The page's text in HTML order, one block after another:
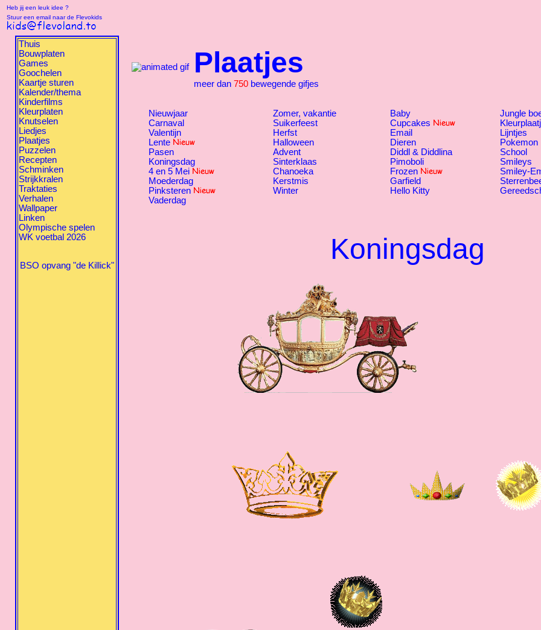
Heb jij een leuk idee ?
Stuur een email naar de Flevokids
Thuis
Bouwplaten
Games
Goochelen
Kaartje sturen
Kalender/thema
Kinderfilms
Kleurplaten
Knutselen
Liedjes
Plaatjes
Puzzelen
Recepten
Schminken
Strijkkralen
Traktaties
Verhalen
Wallpaper
Linken
Olympische spelen
WK voetbal 2026
BSO opvang "de Killick"
Plaatjes
meer dan 750 bewegende gifjes
Nieuwjaar
Carnaval
Valentijn
Lente
Pasen
Koningsdag
4 en 5 Mei
Moederdag
Pinksteren
Vaderdag
Zomer, vakantie
Suikerfeest
Herfst
Halloween
Advent
Sinterklaas
Chanoeka
Kerstmis
Winter
Baby
Cupcakes
Email
Dieren
Diddl & Diddlina
Pimoboli
Frozen
Garfield
Hello Kitty
Jungle
Lijntjes
Pokemon
School
Smileys
Smiley-
Koningsdag